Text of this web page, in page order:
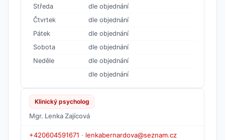
Středa
dle objednání
Čtvrtek
dle objednání
Pátek
dle objednání
Sobota
dle objednání
Neděle
dle objednání
dle objednání
Klinický psycholog
Mgr. Lenka Zajícová
+420604591671 · lenkabernardova@seznam.cz